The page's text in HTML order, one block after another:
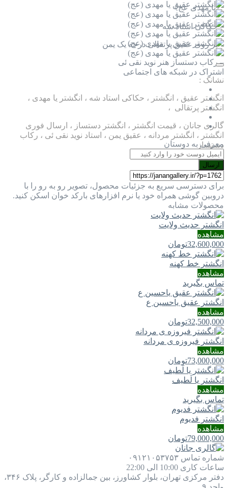
《یا مهدی عج》
– حکاکی استاد شه
– بر روی عقیق پرتقالی درجه یک یمن
– رکاب دستساز هنر نوید نقی ئی
نشانک :
انگشتر عقیق ، انگشتر ، حکاکی استاد شه ، انگشتر یا مهدی ،
انگشتر پرتقالی ،
گالری جانان ، قیمت انگشتر ، انگشتر دستساز ، ارسال فوری
انگشتر ، انگشتر مردانه ، عقیق یمن ، استاد نوید نقی ئی ، رکاب
دستساز
اشتراک در شبکه های اجتماعی
معرفی به دوستان
ارسال
برای دسترسی سریع به جزئیات محصول، تصویر رو به رو را با
دروبین گوشی همراه خود یا نرم افزارهای بارکد خوان اسکن کنید.
محصولات مشابه
انگشتر حدیث ولایت
مشاهده
32,600,000تومان
انگشتر خط کهنه
مشاهده
تماس بگیرید
انگشتر عقیق یاحسین ع
مشاهده
32,500,000تومان
انگشتر فیروزه ی مردانه
مشاهده
73,000,000تومان
انگشتر یا لَطيف
مشاهده
تماس بگیرید
انگشتر فدیوم
مشاهده
79,000,000تومان
شماره تماس ۰۹۱۲۱۰۵۳۷۵۳
ساعات کاری 10:00 الی 22:00
دفتر مرکزی
تهران، بلوار کشاورز، بین جمالزاده و کارگر، پلاک ۳۴۶،